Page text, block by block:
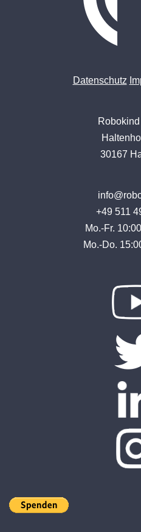
Datenschutz
30167
+49 511
Mo.-Fr.
Mo.-Do.